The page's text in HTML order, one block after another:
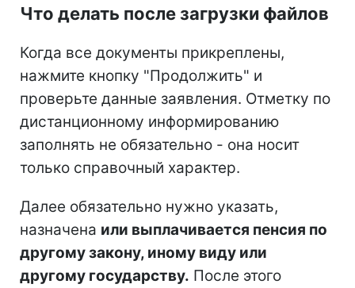
Что делать после загрузки файлов
Когда все документы прикреплены,
нажмите кнопку "Продолжить" и
проверьте данные заявления. Отметку по
дистанционному информированию
заполнять не обязательно - она носит
только справочный характер.
Далее обязательно нужно указать,
назначена или выплачивается пенсия по
другому закону, иному виду или
другому государству. После этого